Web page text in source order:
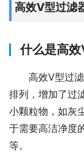
高效V型过滤
什么是高效
高效V型过
排列，增加了过
小颗粒物，如灰
于需要高洁净度
等。